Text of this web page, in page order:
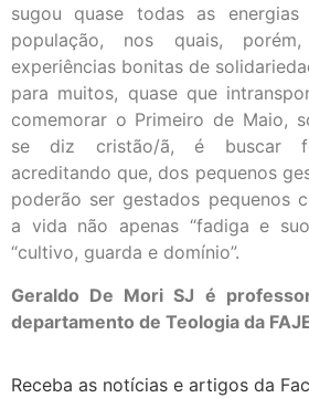
sugou quase todas as
população, nos quais,
experiências bonitas de
para muitos, quase que
comemorar o Primeiro de Maio,
se diz cristão/ã, é buscar
acreditando que, dos pequenos
poderão ser gestados pequenos
a vida não apenas “fadiga e
“cultivo, guarda e domínio”.
Geraldo De Mori SJ é
departamento de Teologia da
Receba as notícias e artigos da